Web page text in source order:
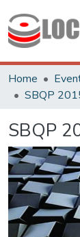
Home
SBQP
SBQP